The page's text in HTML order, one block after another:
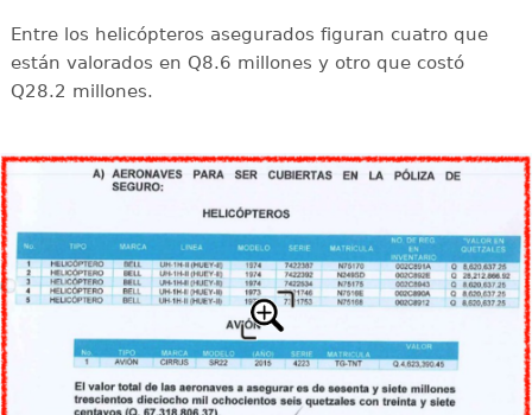
Entre los helicópteros asegurados figuran cuatro que
están valorados en Q8.6 millones y otro que costó
Q28.2 millones.